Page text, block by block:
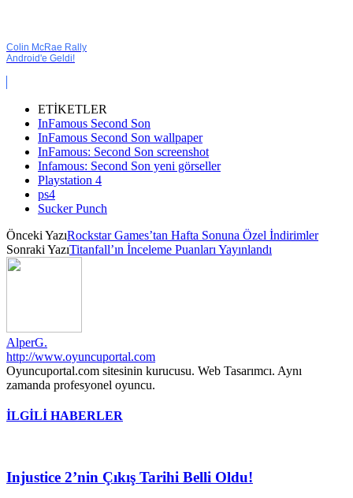
Colin McRae Rally
Android'e Geldi!
ETİKETLER
InFamous Second Son
InFamous Second Son wallpaper
InFamous: Second Son screenshot
Infamous: Second Son yeni görseller
Playstation 4
ps4
Sucker Punch
Önceki YazıRockstar Games’tan Hafta Sonuna Özel İndirimler
Sonraki YazıTitanfall’ın İnceleme Puanları Yayınlandı
AlperG.
http://www.oyuncuportal.com
Oyuncuportal.com sitesinin kurucusu. Web Tasarımcı. Aynı
zamanda profesyonel oyuncu.
İLGİLİ HABERLER
Injustice 2’nin Çıkış Tarihi Belli Oldu!